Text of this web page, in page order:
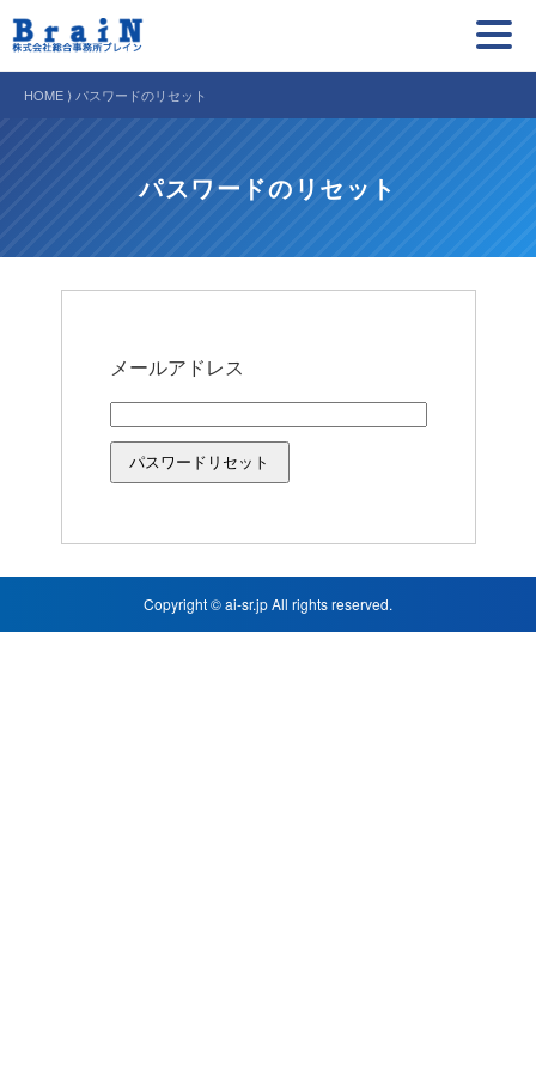
HOME ⟩ パスワードのリセット
パスワードのリセット
メールアドレス
Copyright © ai-sr.jp All rights reserved.